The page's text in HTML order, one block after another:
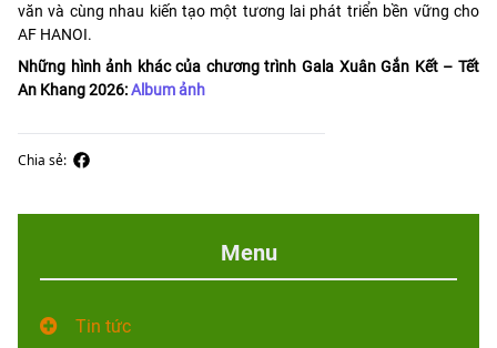
văn và cùng nhau kiến tạo một tương lai phát triển bền vững cho
AF HANOI.
Những hình ảnh khác của chương trình Gala Xuân Gắn Kết – Tết
An Khang 2026:Album ảnh
Chia sẻ:
Menu
Tin tức